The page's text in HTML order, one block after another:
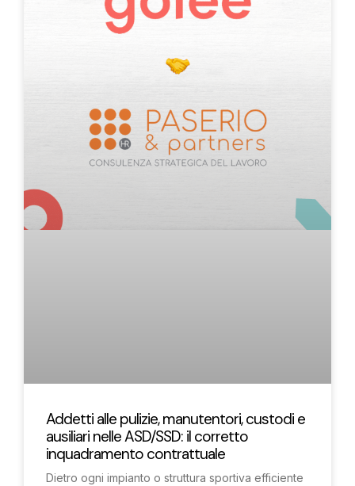
Addetti alle pulizie, manutentori, custodi e
ausiliari nelle ASD/SSD: il corretto
inquadramento contrattuale
Dietro ogni impianto o struttura sportiva efficiente